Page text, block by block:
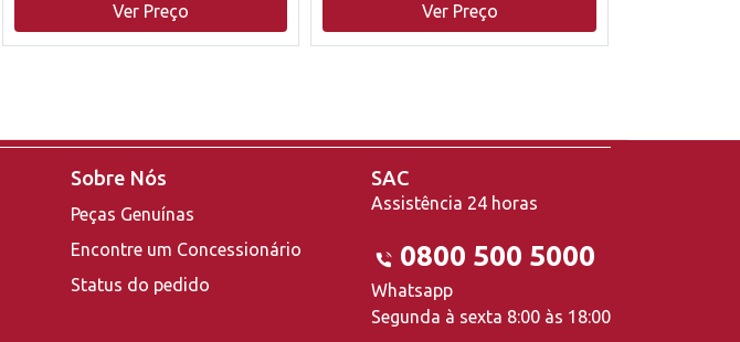
Ver Preço
Ver Preço
Sobre Nós
Peças Genuínas
Encontre um Concessionário
Status do pedido
SAC
Assistência 24 horas
0800 500 5000
Whatsapp
Segunda à sexta 8:00 às 18:00